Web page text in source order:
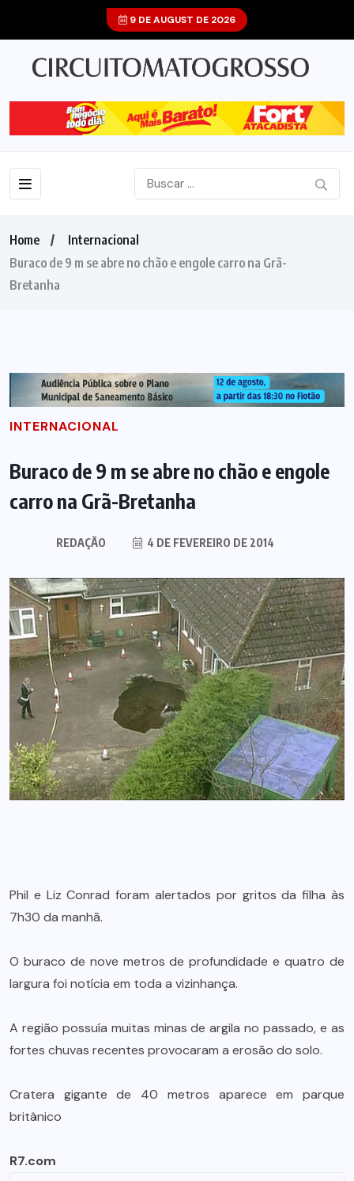
9 DE AUGUST DE 2026
Home
Internacional
Buraco de 9 m se abre no chão e engole carro na Grã-
Bretanha
INTERNACIONAL
Buraco de 9 m se abre no chão e engole
carro na Grã-Bretanha
REDAÇÃO 4 DE FEVEREIRO DE 2014
Phil e Liz Conrad foram alertados por gritos da filha às
7h30 da manhã.
O buraco de nove metros de profundidade e quatro de
largura foi notícia em toda a vizinhança.
A região possuía muitas minas de argila no passado, e as
fortes chuvas recentes provocaram a erosão do solo.
Cratera gigante de 40 metros aparece em parque
britânico
R7.com